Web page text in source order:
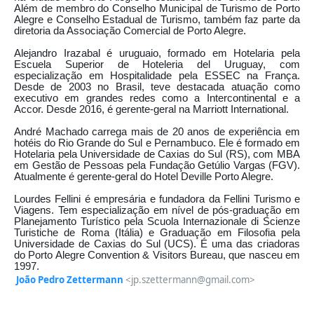
Além de membro do Conselho Municipal de Turismo de Porto
Alegre e Conselho Estadual de Turismo, também faz parte da
diretoria da Associação Comercial de Porto Alegre.
Alejandro Irazabal é uruguaio, formado em Hotelaria pela
Escuela Superior de Hoteleria del Uruguay, com
especialização em Hospitalidade pela ESSEC na França.
Desde de 2003 no Brasil, teve destacada atuação como
executivo em grandes redes como a Intercontinental e a
Accor. Desde 2016, é gerente-geral na Marriott International.
André Machado carrega mais de 20 anos de experiência em
hotéis do Rio Grande do Sul e Pernambuco. Ele é formado em
Hotelaria pela Universidade de Caxias do Sul (RS), com MBA
em Gestão de Pessoas pela Fundação Getúlio Vargas (FGV).
Atualmente é gerente-geral do Hotel Deville Porto Alegre.
Lourdes Fellini é empresária e fundadora da Fellini Turismo e
Viagens. Tem especialização em nível de pós-graduação em
Planejamento Turístico pela Scuola Internazionale di Scienze
Turistiche de Roma (Itália) e Graduação em Filosofia pela
Universidade de Caxias do Sul (UCS). É uma das criadoras
do Porto Alegre Convention & Visitors Bureau, que nasceu em
1997.
João Pedro Zettermann <jp.szettermann@gmail.com>